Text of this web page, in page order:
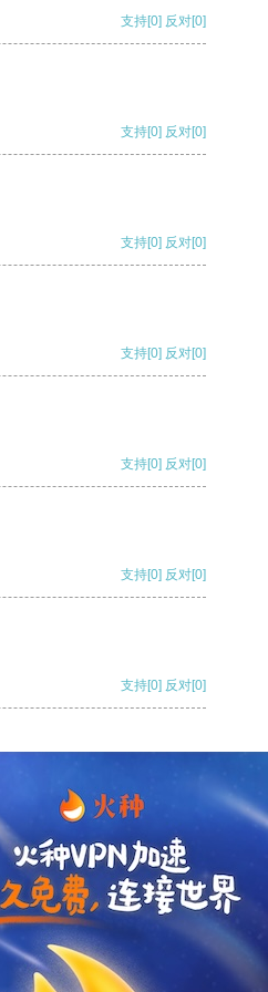
支持[0] 反对[0]
支持[0] 反对[0]
支持[0] 反对[0]
支持[0] 反对[0]
支持[0] 反对[0]
支持[0] 反对[0]
支持[0] 反对[0]
支持
支持[0] 反对[0]